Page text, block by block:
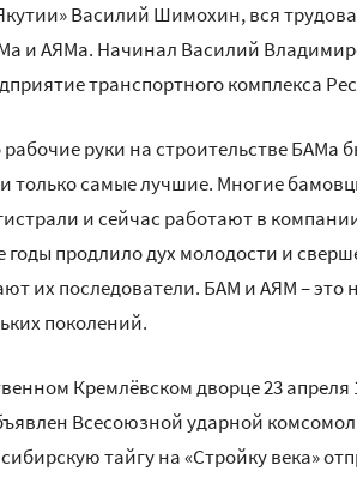
Василий Шимохин, вся
и АЯМа. Начинал Василий
транспортного комплекса
руки на строительстве БАМа
только самые лучшие. Многие
и сейчас работают в
продлило дух молодости и
их последователи. БАМ и АЯМ –
поколений.
Кремлёвском дворце 23
Всесоюзной ударной
тайгу на «Стройку века»